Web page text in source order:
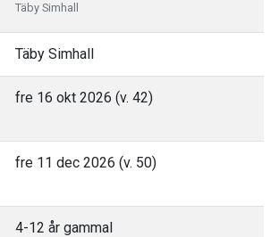
Täby Simhall
Täby Simhall
fre 16 okt 2026 (v. 42)
fre 11 dec 2026 (v. 50)
4-12 år gammal